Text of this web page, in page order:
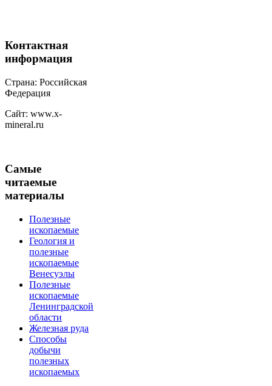
Контактная
информация
Страна: Российская
Федерация
Сайт: www.x-
mineral.ru
Самые
читаемые
материалы
Полезные
ископаемые
Геология и
полезные
ископаемые
Венесуэлы
Полезные
ископаемые
Ленинградской
области
Железная руда
Способы
добычи
полезных
ископаемых